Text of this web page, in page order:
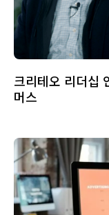
크리테오 리더십
머스